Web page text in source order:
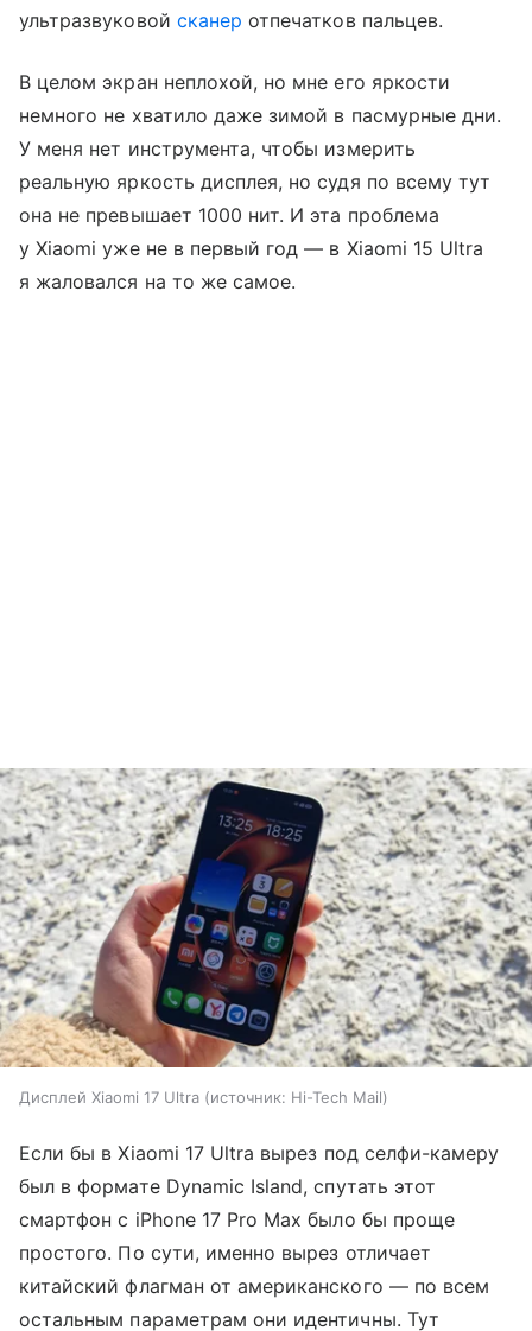
ультразвуковой сканер отпечатков пальцев.
В целом экран неплохой, но мне его яркости
немного не хватило даже зимой в пасмурные дни.
У меня нет инструмента, чтобы измерить
реальную яркость дисплея, но судя по всему тут
она не превышает 1000 нит. И эта проблема
у Xiaomi уже не в первый год — в Xiaomi 15 Ultra
я жаловался на то же самое.
Дисплей Xiaomi 17 Ultra источник: Hi-Tech Mail
Если бы в Xiaomi 17 Ultra вырез под селфи-камеру
был в формате Dynamic Island, спутать этот
смартфон с iPhone 17 Pro Max было бы проще
простого. По сути, именно вырез отличает
китайский флагман от американского — по всем
остальным параметрам они идентичны. Тут